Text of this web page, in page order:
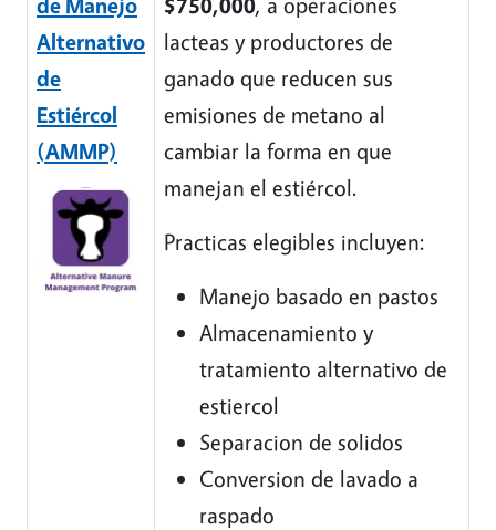
Alternativo
de
Estiércol
(AMMP)
lacteas y productores de
ganado que reducen sus
emisiones de metano al
cambiar la forma en que
manejan el estiércol.
Practicas elegibles incluyen:
Manejo basado en pastos
Almacenamiento y
tratamiento alternativo de
estiercol
Separacion de solidos
Conversion de lavado a
raspado